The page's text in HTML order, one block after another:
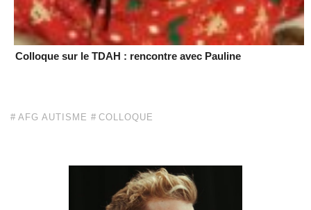
Colloque sur le TDAH : rencontre avec Pauline
AFG AUTISME COLLOQUE